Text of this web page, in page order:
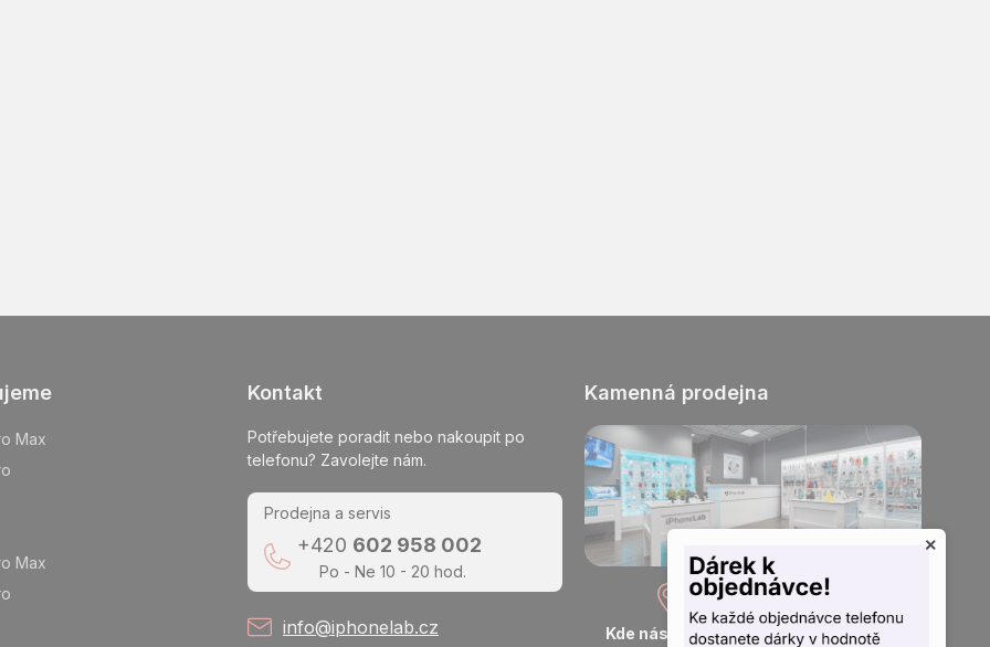
Max
Max
Kontakt
Potřebujete poradit nebo nakoupit po
telefonu? Zavolejte nám.
Prodejna a servis
+420 602 958 002
Po - Ne 10 - 20 hod.
info@iphonelab.cz
Kamenná prodejna
Kde nás najdete Otevřeno každý den
×